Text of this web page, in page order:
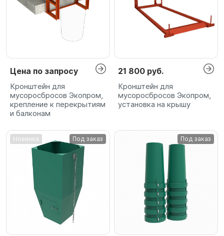
Цена по запросу
Кронштейн для
мусоросбросов Экопром,
крепление к перекрытиям
и балконам
21 800 руб.
Кронштейн для
мусоросбросов Экопром,
установка на крышу
Новинка Под заказ Под заказ